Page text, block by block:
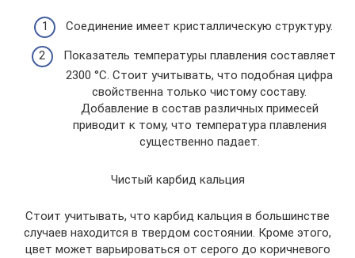
Соединение имеет кристаллическую структуру.
Показатель температуры плавления составляет
2300 °С. Стоит учитывать, что подобная цифра
свойственна только чистому составу.
Добавление в состав различных примесей
приводит к тому, что температура плавления
существенно падает.
Чистый карбид кальция
Стоит учитывать, что карбид кальция в большинстве
случаев находится в твердом состоянии. Кроме этого,
цвет может варьироваться от серого до коричневого